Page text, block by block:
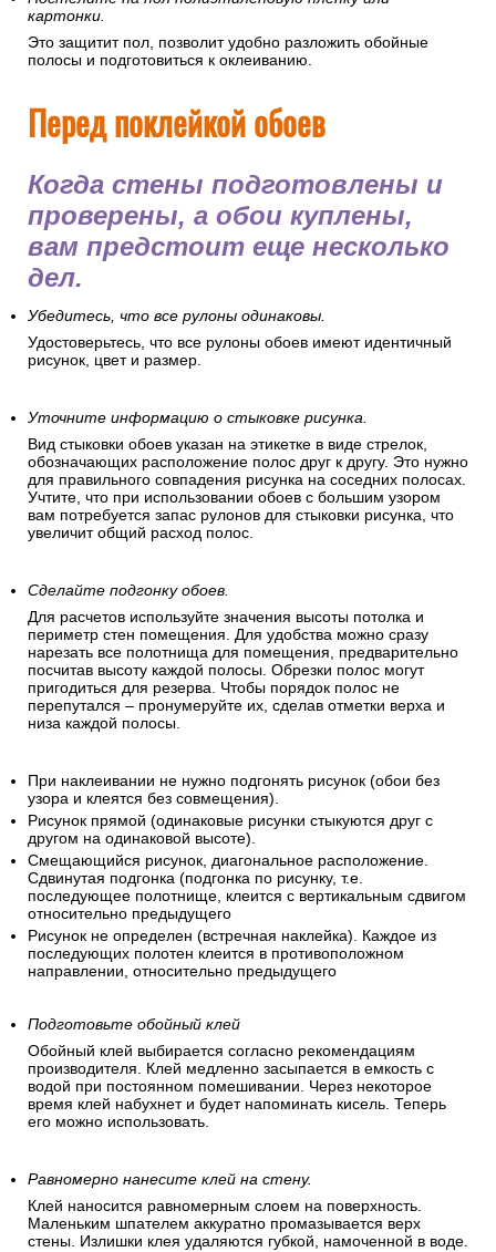
картонки.
Это защитит пол, позволит удобно разложить обойные
полосы и подготовиться к оклеиванию.
Перед поклейкой обоев
Когда стены подготовлены и
проверены, а обои куплены,
вам предстоит еще несколько
дел.
Убедитесь, что все рулоны одинаковы.
Удостоверьтесь, что все рулоны обоев имеют идентичный
рисунок, цвет и размер.
Уточните информацию о стыковке рисунка.
Вид стыковки обоев указан на этикетке в виде стрелок,
обозначающих расположение полос друг к другу. Это нужно
для правильного совпадения рисунка на соседних полосах.
Учтите, что при использовании обоев с большим узором
вам потребуется запас рулонов для стыковки рисунка, что
увеличит общий расход полос.
Сделайте подгонку обоев.
Для расчетов используйте значения высоты потолка и
периметр стен помещения. Для удобства можно сразу
нарезать все полотнища для помещения, предварительно
посчитав высоту каждой полосы. Обрезки полос могут
пригодиться для резерва. Чтобы порядок полос не
перепутался – пронумеруйте их, сделав отметки верха и
низа каждой полосы.
При наклеивании не нужно подгонять рисунок (обои без
узора и клеятся без совмещения).
Рисунок прямой (одинаковые рисунки стыкуются друг с
другом на одинаковой высоте).
Смещающийся рисунок, диагональное расположение.
Сдвинутая подгонка (подгонка по рисунку, т.е.
последующее полотнище, клеится с вертикальным сдвигом
относительно предыдущего
Рисунок не определен (встречная наклейка). Каждое из
последующих полотен клеится в противоположном
направлении, относительно предыдущего
Подготовьте обойный клей
Обойный клей выбирается согласно рекомендациям
производителя. Клей медленно засыпается в емкость с
водой при постоянном помешивании. Через некоторое
время клей набухнет и будет напоминать кисель. Теперь
его можно использовать.
Равномерно нанесите клей на стену.
Клей наносится равномерным слоем на поверхность.
Маленьким шпателем аккуратно промазывается верх
стены. Излишки клея удаляются губкой, намоченной в воде.